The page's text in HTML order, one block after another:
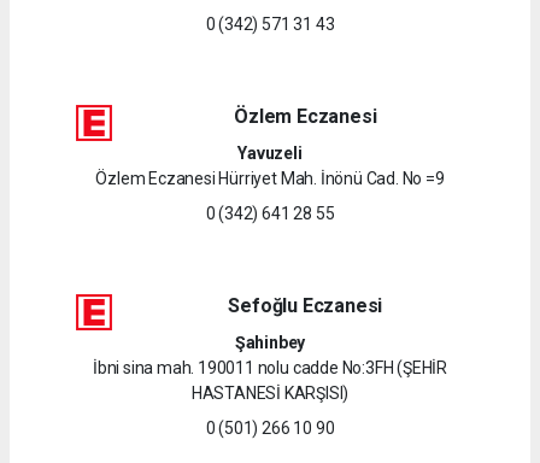
0 (342) 571 31 43
Özlem Eczanesi
Yavuzeli
Özlem Eczanesi Hürriyet Mah. İnönü Cad. No =9
0 (342) 641 28 55
Sefoğlu Eczanesi
Şahinbey
İbni sina mah. 190011 nolu cadde No:3FH (ŞEHİR
HASTANESİ KARŞISI)
0 (501) 266 10 90